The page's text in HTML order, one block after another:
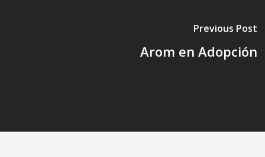
Previous Post
Arom en Adopción